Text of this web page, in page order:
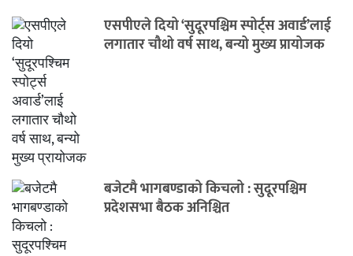
एसपीएले दियो ‘सुदूरपश्चिम स्पोर्ट्स अवार्ड’लाई
लगातार चौथो वर्ष साथ, बन्यो मुख्य प्रायोजक
बजेटमै भागबण्डाको किचलो : सुदूरपश्चिम
प्रदेशसभा बैठक अनिश्चित